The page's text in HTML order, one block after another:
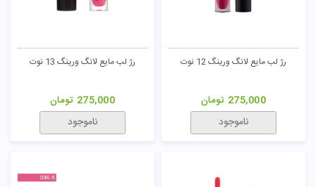
رژ لب مایع لانگ ورینگ 12 نوت
275,000 تومان
ناموجود
رژ لب مایع لانگ ورینگ 13 نوت
275,000 تومان
ناموجود